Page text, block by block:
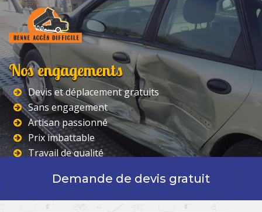
Nos engagements
Devis et déplacement gratuits
Sans engagement
Artisan passionné
Prix imbattable
Travail de qualité
Demande de devis gratuit